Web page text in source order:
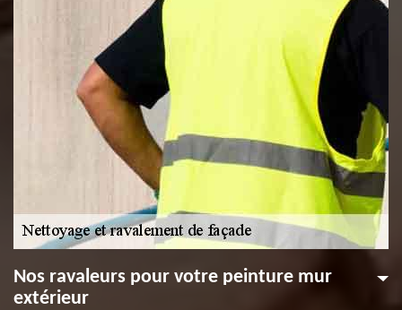
Nos ravaleurs pour votre peinture mur
extérieur